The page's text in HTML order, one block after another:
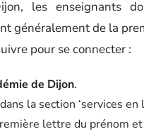
les enseignants
généralement de la
pour se connecter :
de Dijon.
la section ‘services en
lettre du prénom